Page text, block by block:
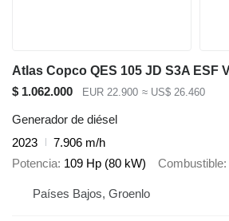
$ 1.062.000 EUR 22.900 ≈ US$ 26.460
Generador de diésel
2023
7.906 m/h
Potencia 109 Hp (80 kW) Combustible
Países Bajos, Groenlo